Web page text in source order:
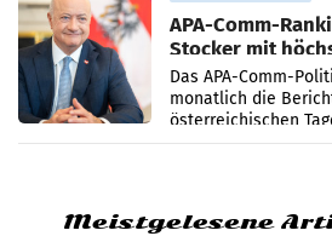
APA-Comm-
Stocker mit
im Juli
Das APA-Comm-
monatlich die
österreichischen
analysiert, welche
Meistgelesene